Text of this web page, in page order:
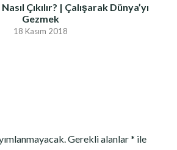
Çıkılır? | Çalışarak Dünya’yı
Gezmek
18 Kasım 2018
Gerekli alanlar* ile